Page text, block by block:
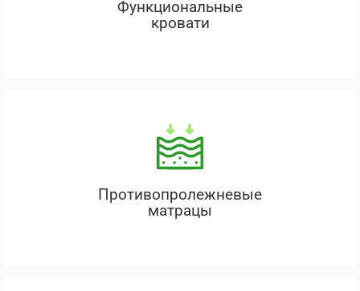
Функциональные
кровати
Противопролежневые
матрацы